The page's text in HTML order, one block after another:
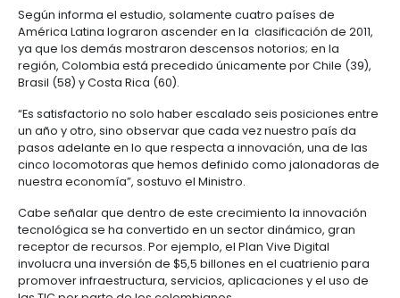
Cacao
y
derivados
Forestal
y
verduras
Hidrógeno
verde
Salud
y
ciencias
Cosméticos
y
cuidado
Farmacéutica
Infraestructura
Infraestructura
Agua
y
saneamiento
Infraestructura
social
Manufacturas
Manufacturas
Aeronáutica
Astilleros
Tecnología
y
creatividad
Tecnología
y
creatividad
Otros
sectores
2.
Régimen
corporativo
3.
Cumplimiento
y
gobierno
4.
Derecho
Buscador
de
oportunidades
Inversionista
Empresario
colombiano
Directorio
de
servicios
Recursos
de
información
Mapa
de
proyectos
por
Granados, informó que Colombia subió seis
ubicándose en la posición 65 en el listado que
Global de Innovación que publica anualmente la
Organización Mundial de Propiedad Intelectual
con la institución educativa Insead, el cual, como
indica, evalúa el potencial de innovación de cada
Según informa el estudio, solamente cuatro países
América Latina lograron ascender en la
ya que los demás mostraron descensos notorios;
región, Colombia está precedido únicamente por
Brasil (58) y Costa Rica (60).